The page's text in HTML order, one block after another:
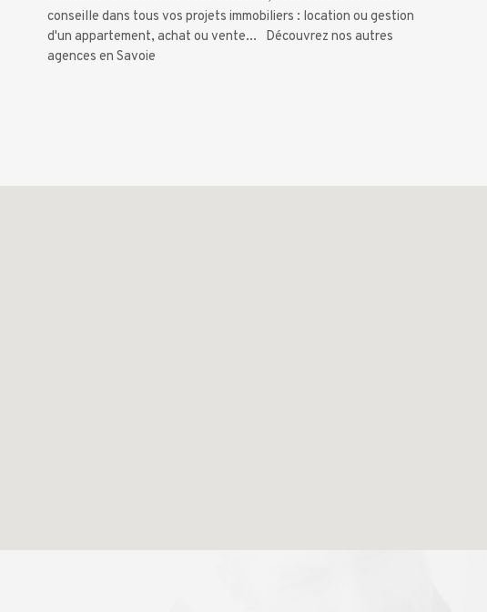
conseille dans tous vos projets immobiliers : location ou gestion
d'un appartement, achat ou vente... Découvrez nos autres
agences en Savoie